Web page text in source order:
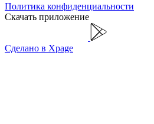
Политика конфиденциальности
Скачать приложение
Сделано в Xpage